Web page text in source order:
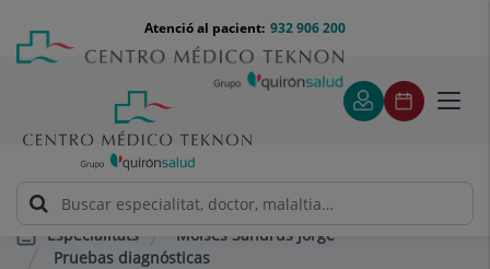
contingut
Menú
teléfono
cabecera
932 906 200
Atenció al pacient:
Especialitats
Moisés Sandrús Jorge
Pruebas diagnósticas